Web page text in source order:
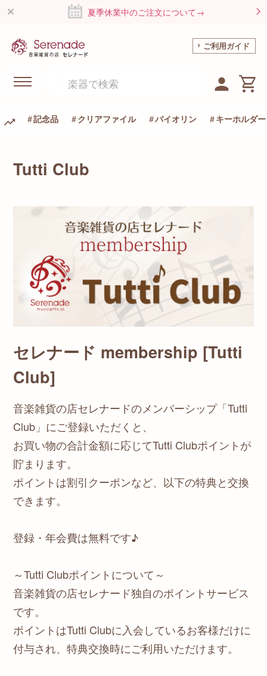
夏季休業中のご注文について→
ご利用ガイド
記念品 クリアファイル バイオリン キーホルダー
Tutti Club
セレナード membership [Tutti
Club]
音楽雑貨の店セレナードのメンバーシップ「Tutti
Club」にご登録いただくと、
お買い物の合計金額に応じてTutti Clubポイントが
貯まります。
ポイントは割引クーポンなど、以下の特典と交換
できます。
登録・年会費は無料です♪
～Tutti Clubポイントについて～
音楽雑貨の店セレナード独自のポイントサービス
です。
ポイントはTutti Clubに入会しているお客様だけに
付与され、特典交換時にご利用いただけます。